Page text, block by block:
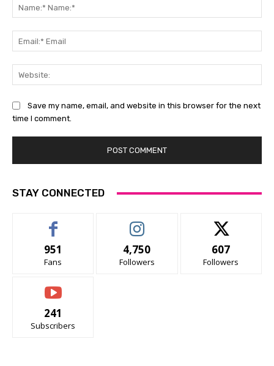
Save my name, email, and website in this browser for the next
time I comment.
STAY CONNECTED
951
Fans
4,750
Followers
607
Followers
241
Subscribers